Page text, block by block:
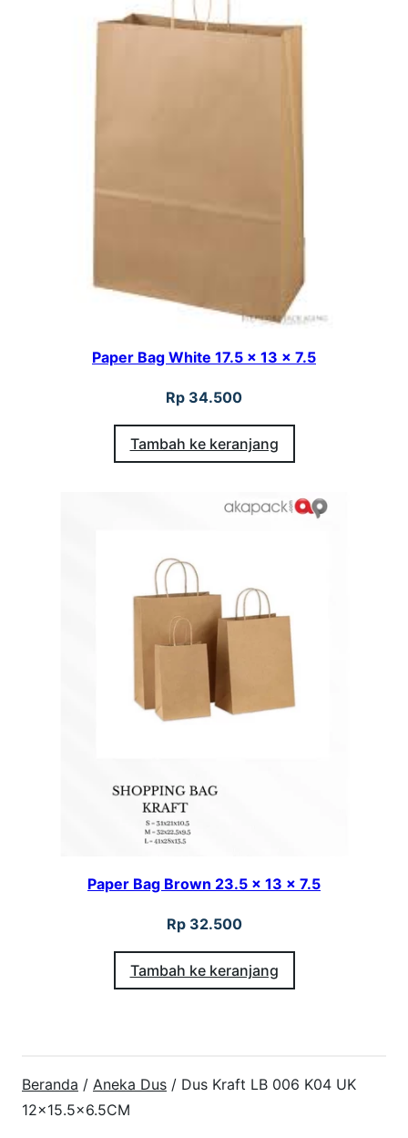
Paper Bag White 17.5 x 13 x 7.5
Rp 34.500
Tambah ke keranjang
Paper Bag Brown 23.5 x 13 x 7.5
Rp32.500
Tambah ke keranjang
Beranda / Aneka Dus / Dus Kraft LB 006 K04 UK
12×15.5×6.5CM